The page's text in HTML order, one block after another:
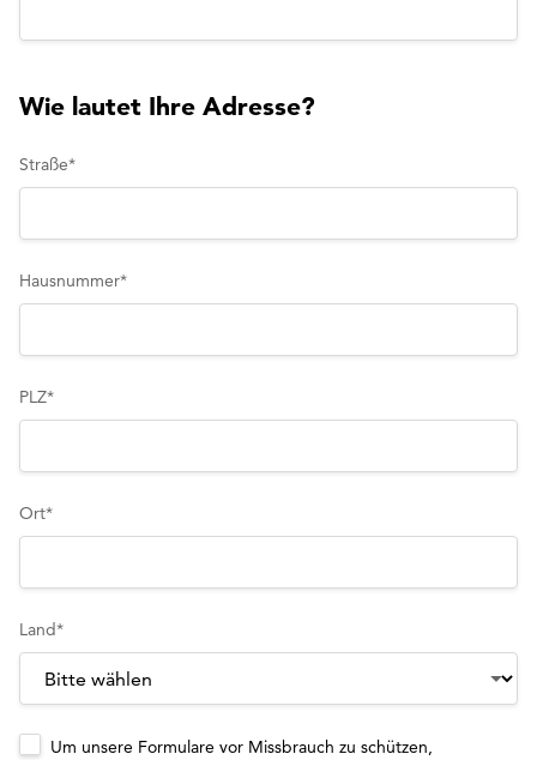
Wie lautet Ihre Adresse?
Straße*
Hausnummer*
PLZ*
Ort*
Land*
Um unsere Formulare vor Missbrauch zu schützen,